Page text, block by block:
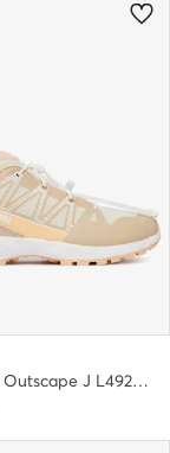
Bakancs · Outscape J L49205600 · Bézs